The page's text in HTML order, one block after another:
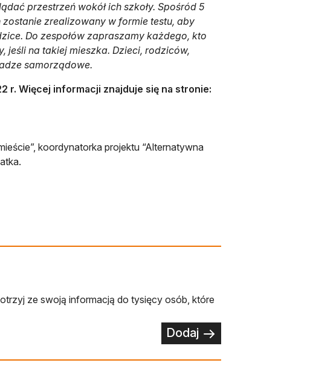
przestrzeń wokół ich szkoły. Spośród 5
zrealizowany w formie testu, aby
Do zespołów zapraszamy każdego, kto
jeśli na takiej mieszka. Dzieci, rodziców,
samorządowe.
r. Więcej informacji znajduje się na stronie:
koordynatorka projektu “Alternatywna
ze swoją informacją do tysięcy osób, które
Dodaj